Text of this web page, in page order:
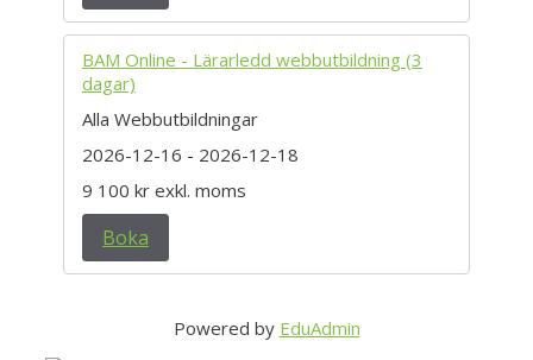
BAM Online - Lärarledd webbutbildning (3
dagar)
Alla Webbutbildningar
2026-12-16 - 2026-12-18
9 100 kr exkl. moms
Boka
Powered by EduAdmin